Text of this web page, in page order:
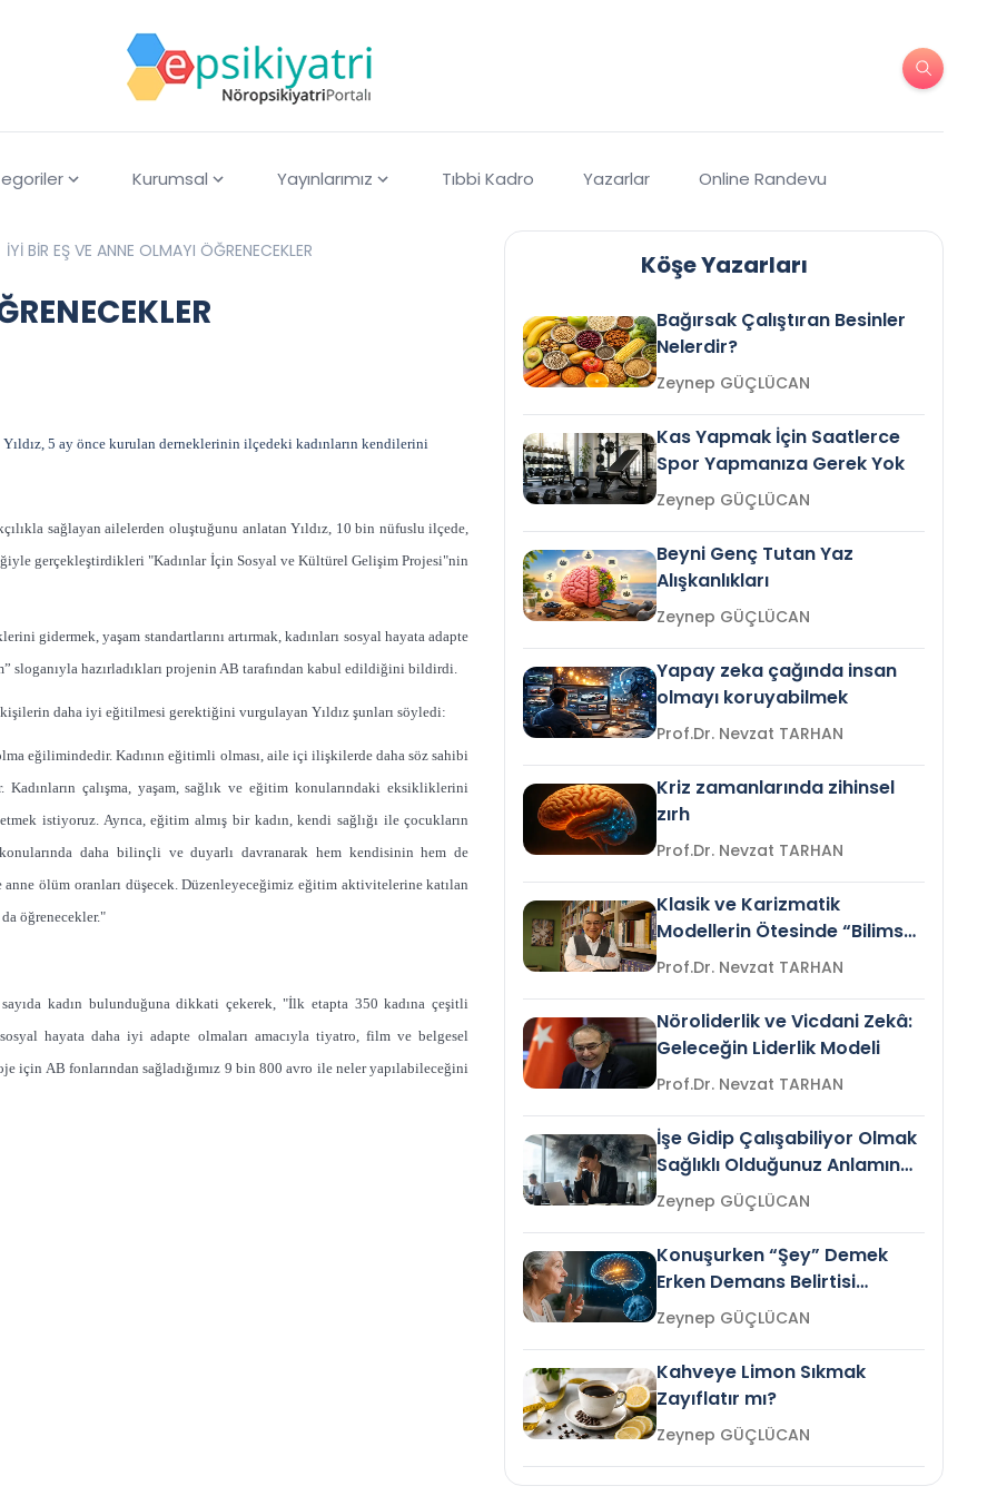
Kurumsal Yayınlarımız Tıbbi Kadro Yazarlar Online Randevu
İYİ BİR EŞ VE ANNE OLMAYI ÖĞRENECEKLER
5 ay önce kurulan derneklerinin ilçedeki kadınların kendilerini
sağlayan ailelerden oluştuğunu anlatan Yıldız, 10 bin nüfuslu ilçede,
gerçekleştirdikleri "Kadınlar İçin Sosyal ve Kültürel Gelişim Projesi"nin
gidermek, yaşam standartlarını artırmak, kadınları sosyal hayata adapte
sloganıyla hazırladıkları projenin AB tarafından kabul edildiğini bildirdi.
daha iyi eğitilmesi gerektiğini vurgulayan Yıldız şunları söyledi:
eğilimindedir. Kadının eğitimli olması, aile içi ilişkilerde daha söz sahibi
Kadınların çalışma, yaşam, sağlık ve eğitim konularındaki eksikliklerini
istiyoruz. Ayrıca, eğitim almış bir kadın, kendi sağlığı ile çocukların
daha bilinçli ve duyarlı davranarak hem kendisinin hem de
anne ölüm oranları düşecek. Düzenleyeceğimiz eğitim aktivitelerine katılan
öğrenecekler."
kadın bulunduğuna dikkati çekerek, "İlk etapta 350 kadına çeşitli
hayata daha iyi adapte olmaları amacıyla tiyatro, film ve belgesel
AB fonlarından sağladığımız 9 bin 800 avro ile neler yapılabileceğini
Köşe Yazarları
Bağırsak Çalıştıran Besinler
Nelerdir?
Zeynep GÜÇLÜCAN
Kas Yapmak İçin Saatlerce
Spor Yapmanıza Gerek Yok
Zeynep GÜÇLÜCAN
Beyni Genç Tutan Yaz
Alışkanlıkları
Zeynep GÜÇLÜCAN
Yapay zeka çağında insan
olmayı koruyabilmek
Prof.Dr. Nevzat TARHAN
Kriz zamanlarında zihinsel
zırh
Prof.Dr. Nevzat TARHAN
Klasik ve Karizmatik
Modellerin Ötesinde “Bilimsel
Liderlik”
Prof.Dr. Nevzat TARHAN
Nöroliderlik ve Vicdani Zekâ:
Geleceğin Liderlik Modeli
Prof.Dr. Nevzat TARHAN
İşe Gidip Çalışabiliyor Olmak
Sağlıklı Olduğunuz Anlamına
Gelir mi?Zeynep GÜÇLÜCAN
Konuşurken “Şey” Demek
Erken Demans Belirtisi
Olabilir mi?Zeynep GÜÇLÜCAN
Kahveye Limon Sıkmak
Zayıflatır mı?
Zeynep GÜÇLÜCAN